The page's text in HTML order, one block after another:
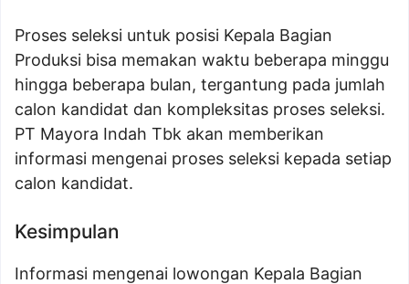
Proses seleksi untuk posisi Kepala Bagian
Produksi bisa memakan waktu beberapa minggu
hingga beberapa bulan, tergantung pada jumlah
calon kandidat dan kompleksitas proses seleksi.
PT Mayora Indah Tbk akan memberikan
informasi mengenai proses seleksi kepada setiap
calon kandidat.
Kesimpulan
Informasi mengenai lowongan Kepala Bagian